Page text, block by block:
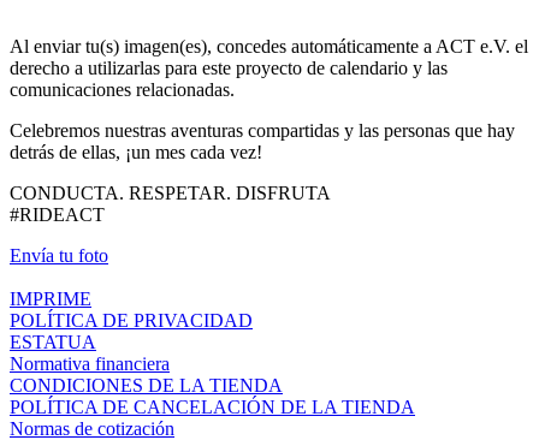
Al enviar tu(s) imagen(es), concedes automáticamente a ACT e.V. el
derecho a utilizarlas para este proyecto de calendario y las
comunicaciones relacionadas.
Celebremos nuestras aventuras compartidas y las personas que hay
detrás de ellas, ¡un mes cada vez!
CONDUCTA. RESPETAR. DISFRUTA
#RIDEACT
Envía tu foto
IMPRIME
POLÍTICA DE PRIVACIDAD
ESTATUA
Normativa financiera
CONDICIONES DE LA TIENDA
POLÍTICA DE CANCELACIÓN DE LA TIENDA
Normas de cotización